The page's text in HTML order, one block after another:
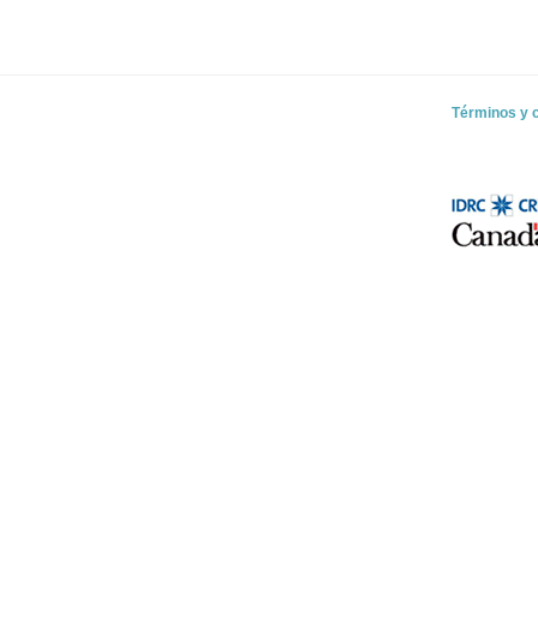
Términos y